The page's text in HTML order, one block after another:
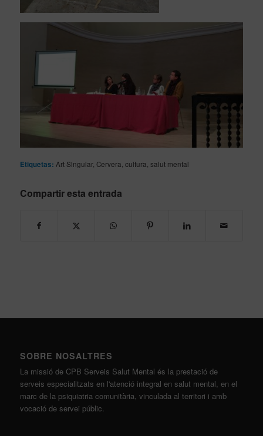
Etiquetas: Art Singular, Cervera cultura salut mental
Compartir esta entrada
SOBRE NOSALTRES
La missió de CPB Serveis Salut Mental és la prestació de
serveis especialitzats en l'atenció integral en salut mental, en el
marc de la psiquiatria comunitària, vinculada al territori i amb
vocació de servei públic.